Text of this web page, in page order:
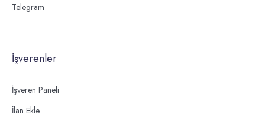
Telegram
İşverenler
İşveren Paneli
İlan Ekle